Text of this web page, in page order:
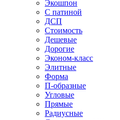
Экошпон
С патиной
ДСП
Стоимость
Дешевые
Дорогие
Эконом-класс
Элитные
Форма
П-образные
Угловые
Прямые
Радиусные